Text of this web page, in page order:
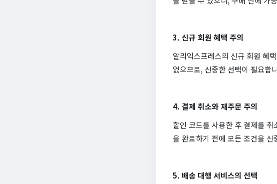
3. 신규 회원 혜택 주의
알리익스프레스의 신규 회원 혜
없으므로, 신중한 선택이 필요합
4. 결제 취소와 재주문 주의
할인 코드를 사용한 후 결제를
을 완료하기 전에 모든 조건을 신
5. 배송 대행 서비스의 선택